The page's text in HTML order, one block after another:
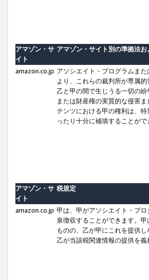
アマゾン・サ
イト
アマゾン・サイト別の準拠法お
amazon.co.jp アソシエイト・プログラムま
より、これらの裁判所が専属
乙と甲の間で生じうる一切の
または財産権の実質的な侵害
テンツにおける甲の権利は、
ったり十分に補填することが
アマゾン・サ
イト
税規定
amazon.co.jp 甲は、甲がアソシエイト・プ
泉徴収することができます。
ものの、乙が甲にこれを提供
乙が当該税関連情報の提供を